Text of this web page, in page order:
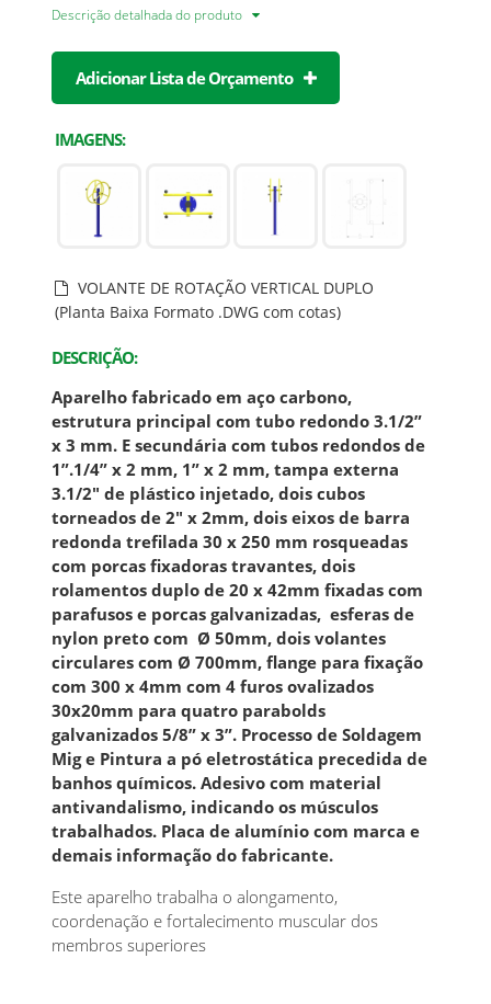
Descrição detalhada do produto
Adicionar Lista de Orçamento
IMAGENS:
VOLANTE DE ROTAÇÃO VERTICAL DUPLO
(Planta Baixa Formato .DWG com cotas)
DESCRIÇÃO:
Aparelho fabricado em aço carbono,
estrutura principal com tubo redondo 3.1/2”
x 3 mm. E secundária com tubos redondos de
1”.1/4” x 2 mm, 1” x 2 mm, tampa externa
3.1/2" de plástico injetado, dois cubos
torneados de 2" x 2mm, dois eixos de barra
redonda trefilada 30 x 250 mm rosqueadas
com porcas fixadoras travantes, dois
rolamentos duplo de 20 x 42mm fixadas com
parafusos e porcas galvanizadas, esferas de
nylon preto com Ø 50mm, dois volantes
circulares com Ø 700mm, flange para fixação
com 300 x 4mm com 4 furos ovalizados
30x20mm para quatro parabolds
galvanizados 5/8” x 3”. Processo de Soldagem
Mig e Pintura a pó eletrostática precedida de
banhos químicos. Adesivo com material
antivandalismo, indicando os músculos
trabalhados. Placa de alumínio com marca e
demais informação do fabricante.
Este aparelho trabalha o alongamento,
coordenação e fortalecimento muscular dos
membros superiores